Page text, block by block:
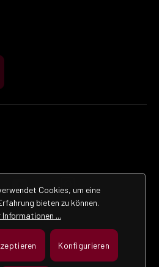
Cookies, um eine
bieten zu können.
Informationen ...
Konfigurieren